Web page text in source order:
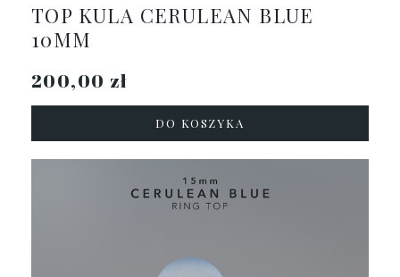
TOP KULA CERULEAN BLUE
10MM
200,00 zł
DO KOSZYKA